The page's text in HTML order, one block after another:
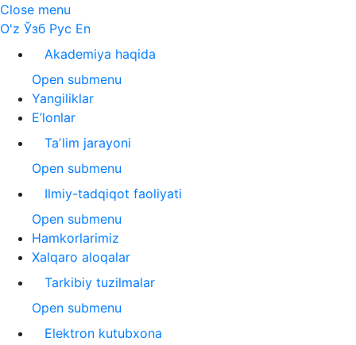
Close menu
O'z Ўзб Рус En
Akademiya haqida
Open submenu
Yangiliklar
E’lonlar
Taʼlim jarayoni
Open submenu
Ilmiy-tadqiqot faoliyati
Open submenu
Hamkorlarimiz
Xalqaro aloqalar
Tarkibiy tuzilmalar
Open submenu
Elektron kutubxona